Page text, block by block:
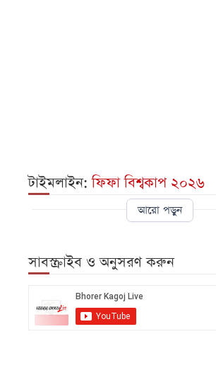
টাইমলাইন:ফিফা বিশ্বকাপ ২০২৬
আরো পড়ুন
সাবস্ক্রাইব ও অনুসরণ করুন